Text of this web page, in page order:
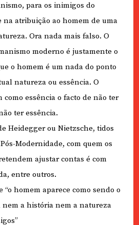
para os inimigos do
na atribuição ao homem de uma
Ora nada mais falso. O
moderno é justamente o
o homem é um nada do ponto
natureza ou essência. O
essência o facto de não ter
ter essência.
Heidegger ou Nietzsche, tidos
Modernidade, com quem os
ajustar contas é com
entre outros.
“o homem aparece como sendo o
nem a história nem a natureza